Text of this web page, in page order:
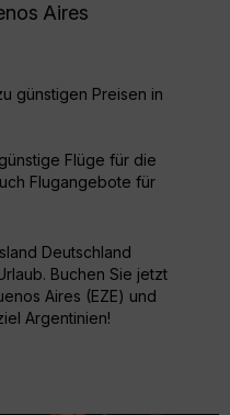
Aires
günstigen Preisen in
Flüge für die
Flugangebote für
Deutschland
Buchen Sie jetzt
Aires (EZE) und
Argentinien!